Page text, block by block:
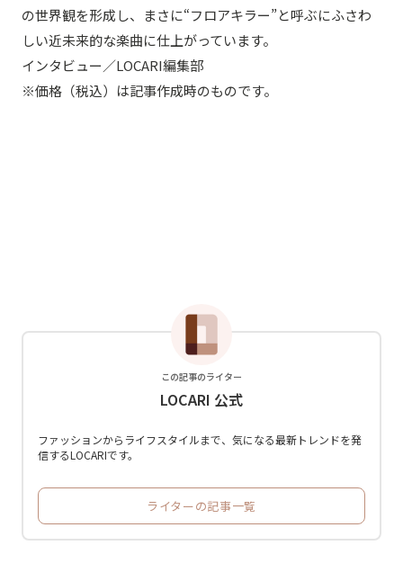
の世界観を形成し、まさに“フロアキラー”と呼ぶにふさわ
しい近未来的な楽曲に仕上がっています。
インタビュー／LOCARI編集部
※価格（税込）は記事作成時のものです。
この記事のライター
LOCARI 公式
ファッションからライフスタイルまで、気になる最新トレンドを発
信するLOCARIです。
ライターの記事一覧